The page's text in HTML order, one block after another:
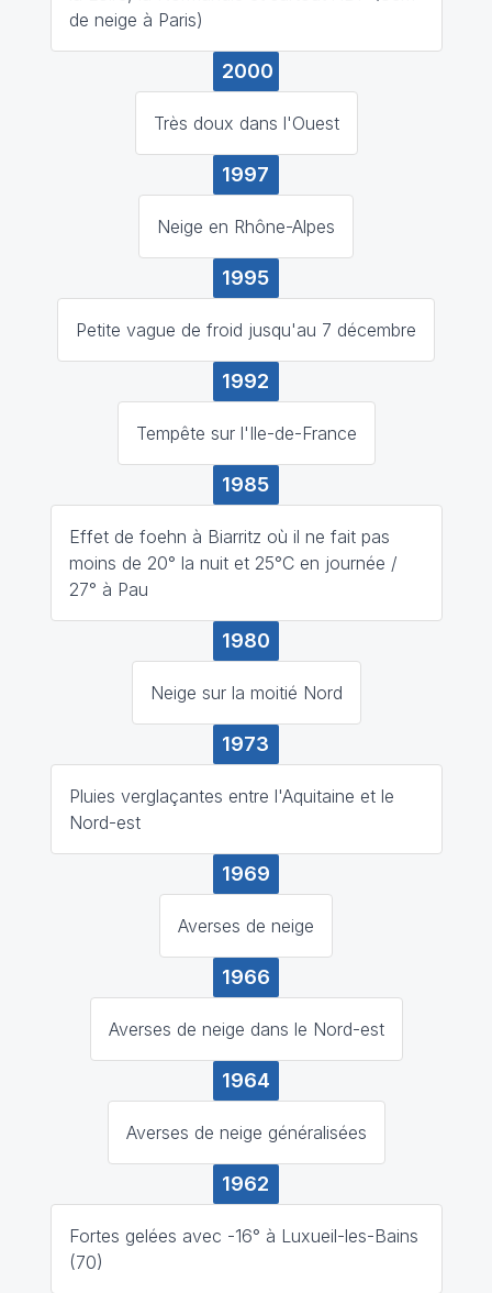
de neige à Paris)
2000
Très doux dans l'Ouest
1997
Neige en Rhône-Alpes
1995
Petite vague de froid jusqu'au 7 décembre
1992
Tempête sur l'Ile-de-France
1985
Effet de foehn à Biarritz où il ne fait pas
moins de 20° la nuit et 25°C en journée /
27° à Pau
1980
Neige sur la moitié Nord
1973
Pluies verglaçantes entre l'Aquitaine et le
Nord-est
1969
Averses de neige
1966
Averses de neige dans le Nord-est
1964
Averses de neige généralisées
1962
Fortes gelées avec -16° à Luxueil-les-Bains
(70)